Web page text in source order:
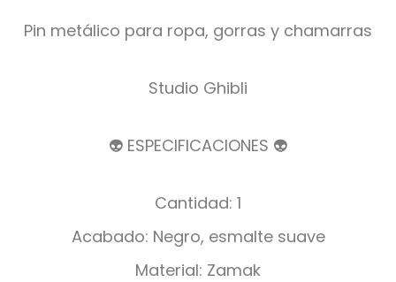
Pin metálico para ropa, gorras y chamarras
Studio Ghibli
👽 ESPECIFICACIONES 👽
Cantidad: 1
Acabado: Negro, esmalte suave
Material: Zamak